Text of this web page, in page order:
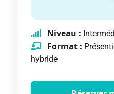
Niveau :
Format :
hybride